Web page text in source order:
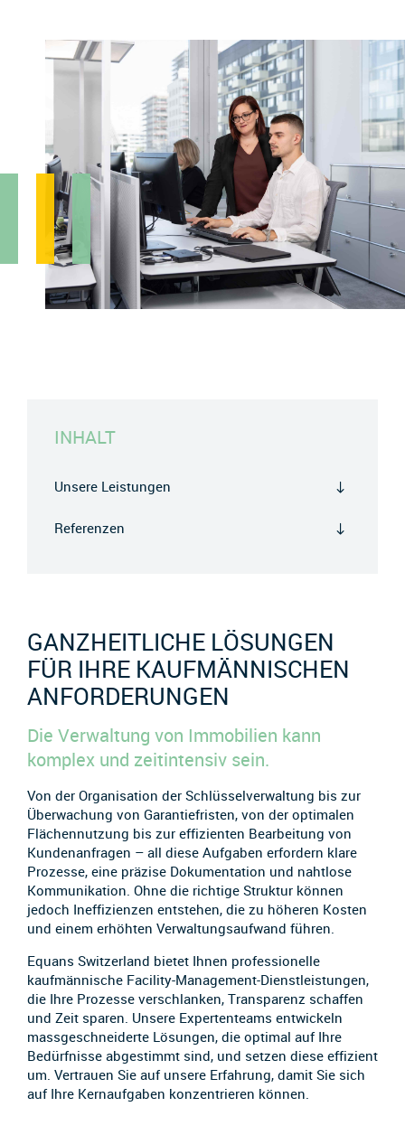
INHALT
Unsere Leistungen
Referenzen
GANZHEITLICHE LÖSUNGEN
FÜR IHRE KAUFMÄNNISCHEN
ANFORDERUNGEN
Die Verwaltung von Immobilien kann
komplex und zeitintensiv sein.
Von der Organisation der Schlüsselverwaltung bis zur
Überwachung von Garantiefristen, von der optimalen
Flächennutzung bis zur effizienten Bearbeitung von
Kundenanfragen – all diese Aufgaben erfordern klare
Prozesse, eine präzise Dokumentation und nahtlose
Kommunikation. Ohne die richtige Struktur können
jedoch Ineffizienzen entstehen, die zu höheren Kosten
und einem erhöhten Verwaltungsaufwand führen.
Equans Switzerland bietet Ihnen professionelle
kaufmännische Facility-Management-Dienstleistungen,
die Ihre Prozesse verschlanken, Transparenz schaffen
und Zeit sparen. Unsere Expertenteams entwickeln
massgeschneiderte Lösungen, die optimal auf Ihre
Bedürfnisse abgestimmt sind, und setzen diese effizient
um. Vertrauen Sie auf unsere Erfahrung, damit Sie sich
auf Ihre Kernaufgaben konzentrieren können.